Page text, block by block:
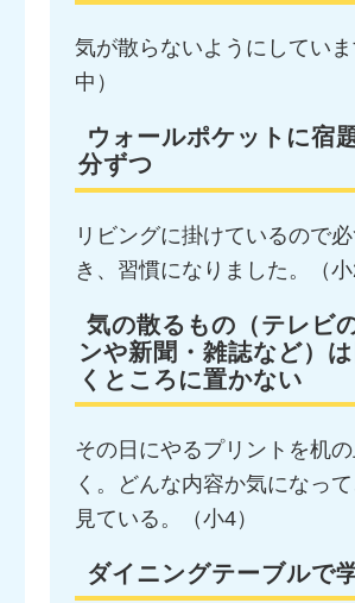
気が散らないようにしてい
中）
ウォールポケットに宿
分ずつ
リビングに掛けているので
き、習慣になりました。（小
気の散るもの（テレビ
ンや新聞・雑誌など）
くところに置かない
その日にやるプリントを机
く。どんな内容か気になっ
見ている。（小4）
ダイニングテーブルで